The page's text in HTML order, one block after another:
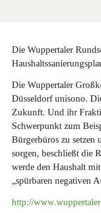
Die Wuppertaler
Die Wuppertaler
Düsseldorf unisono.
Zukunft. Und ihr
Schwerpunkt zum
Bürgerbüros zu setzen
sorgen, beschließt die
werde den Haushalt
„spürbaren negativen
http://